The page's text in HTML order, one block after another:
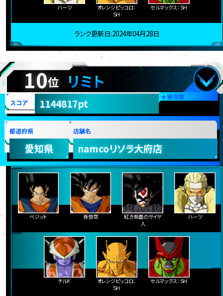
ハーツ
オレンジピッコロ：
ＳＨ
セルマックス：ＳＨ
ランク更新日:2024年04月28日
10位 リミト
★獲得数
スコア 1144817pt
都道府県
愛知県
店舗名
namcoリソラ大府店
ベジット 孫悟空
紅き仮面のサイヤ
人
ハーツ
チルド
オレンジピッコロ：
ＳＨ
セルマックス：ＳＨ